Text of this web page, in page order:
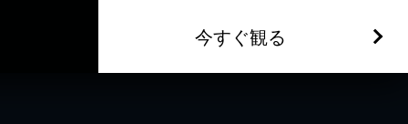
今すぐ観る